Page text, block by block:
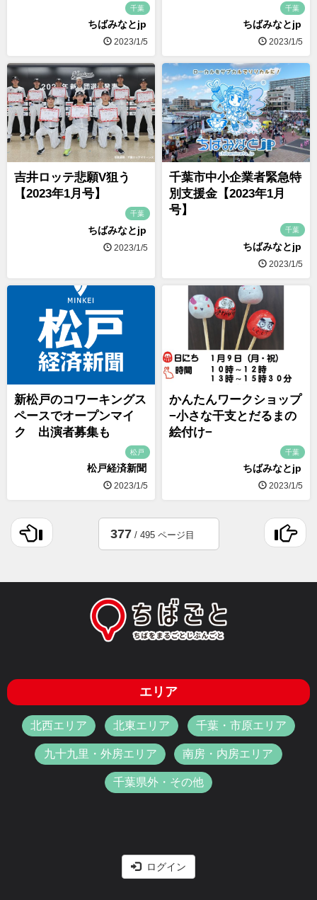
千葉
ちばみなとjp
2023/1/5
千葉
ちばみなとjp
2023/1/5
吉井ロッテ悲願V狙う
【2023年1月号】
千葉
ちばみなとjp
2023/1/5
千葉市中小企業者緊急特
別支援金【2023年1月
号】
千葉
ちばみなとjp
2023/1/5
新松戸のコワーキングス
ペースでオープンマイ
ク 出演者募集も
松戸
松戸経済新聞
2023/1/5
かんたんワークショップ
−小さな干支とだるまの
絵付け−
千葉
ちばみなとjp
2023/1/5
377 / 495 ページ目
エリア
北西エリア 北東エリア 千葉・市原エリア
九十九里・外房エリア 南房・内房エリア
千葉県外・その他
ログイン